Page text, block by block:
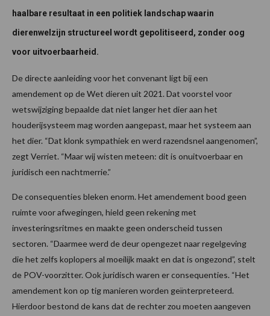
haalbare resultaat in een politiek landschap waarin
dierenwelzijn structureel wordt gepolitiseerd, zonder oog
voor uitvoerbaarheid.
De directe aanleiding voor het convenant ligt bij een
amendement op de Wet dieren uit 2021. Dat voorstel voor
wetswijziging bepaalde dat niet langer het dier aan het
houderijsysteem mag worden aangepast, maar het systeem aan
het dier. “Dat klonk sympathiek en werd razendsnel aangenomen”,
zegt Verriet. “Maar wij wisten meteen: dit is onuitvoerbaar en
juridisch een nachtmerrie.”
De consequenties bleken enorm. Het amendement bood geen
ruimte voor afwegingen, hield geen rekening met
investeringsritmes en maakte geen onderscheid tussen
sectoren. “Daarmee werd de deur opengezet naar regelgeving
die het zelfs koplopers al moeilijk maakt en dat is ongezond”, stelt
de POV-voorzitter. Ook juridisch waren er consequenties. “Het
amendement kon op tig manieren worden geïnterpreteerd.
Hierdoor bestond de kans dat de rechter zou moeten aangeven